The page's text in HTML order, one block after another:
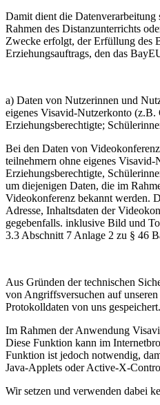
Damit dient die
Rahmen des Distanzunterrichts
Zwecke erfolgt, der Erfüllung des
Erziehungsauftrags, den das
a) Daten von Nutzerinnen und
eigenes Visavid-Nutzerkonto (z.B.
Erziehungsberechtigte;
Bei den Daten von
teilnehmern ohne eigenes
Erziehungsberechtigte,
um diejenigen Daten, die im
Videokonferenz bekannt werden.
Adresse, Inhaltsdaten der
gegebenfalls. inklusive Bild und
3.3 Abschnitt 7 Anlage 2 zu § 46
Aus Gründen der technischen
von Angriffsversuchen auf
Protokolldaten von uns gespeichert.
Im Rahmen der Anwendung
Diese Funktion kann im
Funktion ist jedoch notwendig,
Java-Applets oder Active-X-
Wir setzen und verwenden dabei